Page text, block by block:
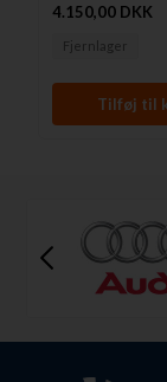
4.150,00 DKK
Fjernlager